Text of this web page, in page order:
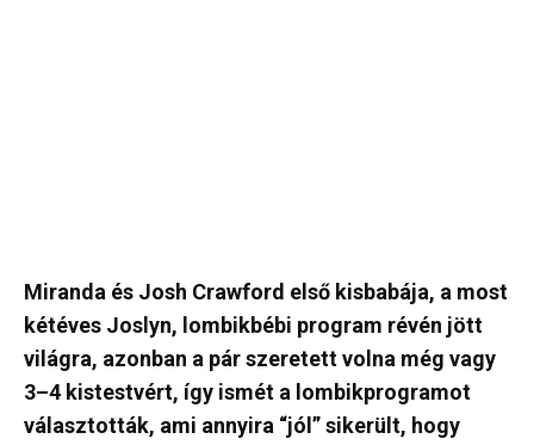
Miranda és Josh Crawford első kisbabája, a most
kétéves Joslyn, lombikbébi program révén jött
világra, azonban a pár szeretett volna még vagy
3–4 kistestvért, így ismét a lombikprogramot
választották, ami annyira “jól” sikerült, hogy